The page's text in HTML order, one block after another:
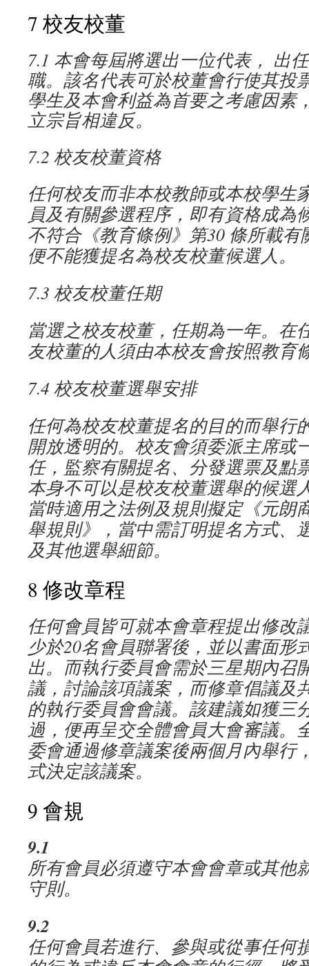
7 校友校董
7.1 本會每屆將選出一位代表， 出
職。該名代表可於校董會行使其投
學生及本會利益為首要之考慮因素
立宗旨相違反。
7.2 校友校董資格
任何校友而非本校教師或本校學生
員及有關參選程序，即有資格成為
不符合《教育條例》第30 條所載有
便不能獲提名為校友校董候選人。
7.3 校友校董任期
當選之校友校董，任期為一年。在
友校董的人須由本校友會按照教育
7.4 校友校董選舉安排
任何為校友校董提名的目的而舉行
開放透明的。校友會須委派主席或
任，監察有關提名、分發選票及點
本身不可以是校友校董選舉的候選
當時適用之法例及規則擬定《元朗
舉規則》，當中需訂明提名方式、
及其他選舉細節。
8 修改章程
任何會員皆可就本會章程提出修改
少於20名會員聯署後，並以書面形
出。而執行委員會需於三星期內召
議，討論該項議案，而修章倡議及
的執行委員會會議。該建議如獲三
過，便再呈交全體會員大會審議。
委會通過修章議案後兩個月內舉行
式決定該議案。
9 會規
9.1
所有會員必須遵守本會會章或其他
守則。
9.2
任何會員若進行、參與或從事任何